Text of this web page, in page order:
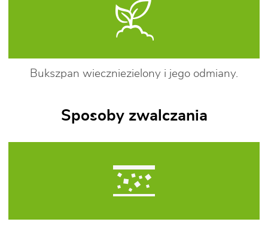
Bukszpan wieczniezielony i jego odmiany.
Sposoby zwalczania